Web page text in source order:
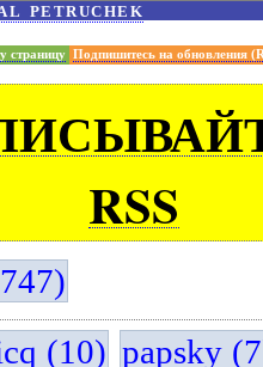
petruchek
страницу Подпишитесь на обновления
RSS
(10) papsky